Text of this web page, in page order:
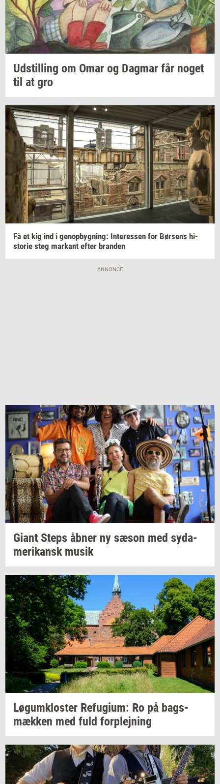
Ud­stil­ling om Omar og Dag­mar får noget
til at gro
Få et kig ind i genop­byg­ning: In­ter­es­sen for Bør­sens hi­
sto­rie steg mar­kant efter bran­den
ANNONCE
Giant Steps åbner ny sæson med sy­da­
me­ri­kanskmusik
Løgum­klo­ster Re­fu­gi­um: Ro på bags­
mæk­ken med fuld for­plej­ning